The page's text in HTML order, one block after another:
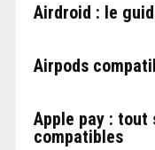
Airdroid : le
Airpods
Apple pay : tout
compatibles